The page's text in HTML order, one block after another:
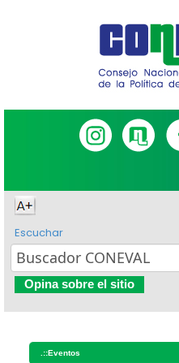
Escuchar
Opina sobre el sitio
.::Eventos